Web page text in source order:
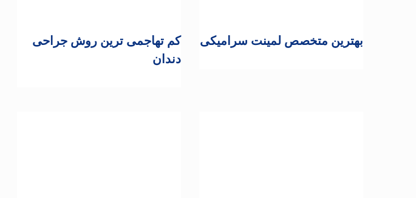
کم تهاجمی ترین روش جراحی
دندان
بهترین متخصص لمینت سرامیکی